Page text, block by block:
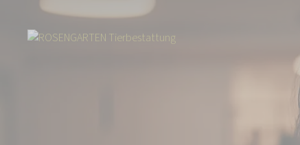
Auszeichnung für Top Arbeitgeber 2026